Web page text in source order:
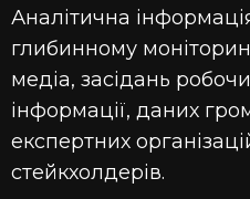
Аналітична
глибинному
медіа, засідань
інформації, даних
експертних
стейкхолдерів.